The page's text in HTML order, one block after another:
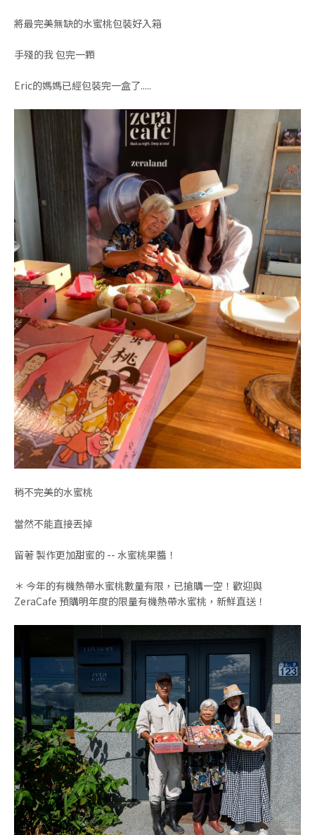
將最完美無缺的水蜜桃包裝好入箱
手殘的我 包完一顆
Eric的媽媽已經包裝完一盒了.....
稍不完美的水蜜桃
當然不能直接丟掉
留著 製作更加甜蜜的 -- 水蜜桃果醬！
＊ 今年的有機熱帶水蜜桃數量有限，已搶購一空！歡迎與
ZeraCafe 預購明年度的限量有機熱帶水蜜桃，新鮮直送！